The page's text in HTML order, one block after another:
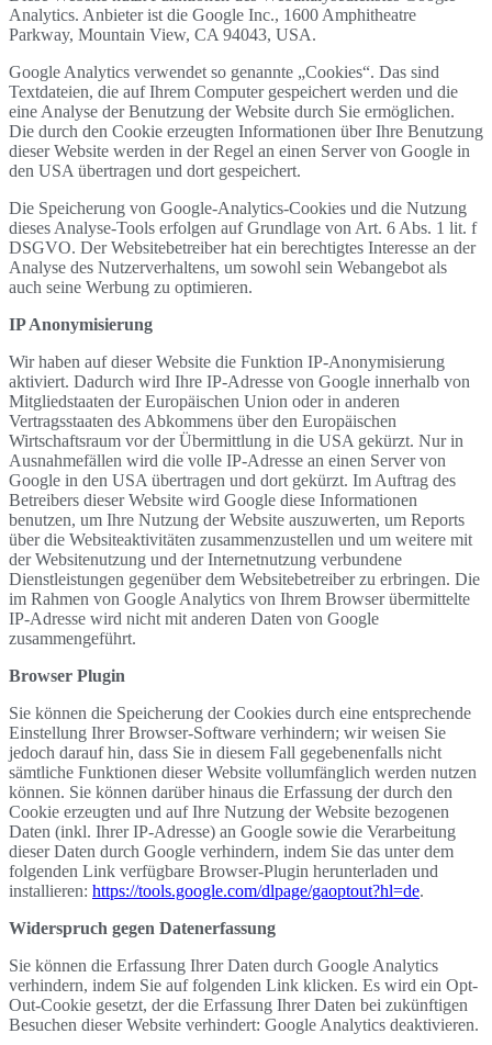
Analytics. Anbieter ist die Google Inc., 1600 Amphitheatre
Parkway, Mountain View, CA 94043, USA.
Google Analytics verwendet so genannte „Cookies“. Das sind
Textdateien, die auf Ihrem Computer gespeichert werden und die
eine Analyse der Benutzung der Website durch Sie ermöglichen.
Die durch den Cookie erzeugten Informationen über Ihre Benutzung
dieser Website werden in der Regel an einen Server von Google in
den USA übertragen und dort gespeichert.
Die Speicherung von Google-Analytics-Cookies und die Nutzung
dieses Analyse-Tools erfolgen auf Grundlage von Art. 6 Abs. 1 lit. f
DSGVO. Der Websitebetreiber hat ein berechtigtes Interesse an der
Analyse des Nutzerverhaltens, um sowohl sein Webangebot als
auch seine Werbung zu optimieren.
IP Anonymisierung
Wir haben auf dieser Website die Funktion IP-Anonymisierung
aktiviert. Dadurch wird Ihre IP-Adresse von Google innerhalb von
Mitgliedstaaten der Europäischen Union oder in anderen
Vertragsstaaten des Abkommens über den Europäischen
Wirtschaftsraum vor der Übermittlung in die USA gekürzt. Nur in
Ausnahmefällen wird die volle IP-Adresse an einen Server von
Google in den USA übertragen und dort gekürzt. Im Auftrag des
Betreibers dieser Website wird Google diese Informationen
benutzen, um Ihre Nutzung der Website auszuwerten, um Reports
über die Websiteaktivitäten zusammenzustellen und um weitere mit
der Websitenutzung und der Internetnutzung verbundene
Dienstleistungen gegenüber dem Websitebetreiber zu erbringen. Die
im Rahmen von Google Analytics von Ihrem Browser übermittelte
IP-Adresse wird nicht mit anderen Daten von Google
zusammengeführt.
Browser Plugin
Sie können die Speicherung der Cookies durch eine entsprechende
Einstellung Ihrer Browser-Software verhindern; wir weisen Sie
jedoch darauf hin, dass Sie in diesem Fall gegebenenfalls nicht
sämtliche Funktionen dieser Website vollumfänglich werden nutzen
können. Sie können darüber hinaus die Erfassung der durch den
Cookie erzeugten und auf Ihre Nutzung der Website bezogenen
Daten (inkl. Ihrer IP-Adresse) an Google sowie die Verarbeitung
dieser Daten durch Google verhindern, indem Sie das unter dem
folgenden Link verfügbare Browser-Plugin herunterladen und
installieren: https://tools.google.com/dlpage/gaoptout?hl=de.
Widerspruch gegen Datenerfassung
Sie können die Erfassung Ihrer Daten durch Google Analytics
verhindern, indem Sie auf folgenden Link klicken. Es wird ein Opt-
Out-Cookie gesetzt, der die Erfassung Ihrer Daten bei zukünftigen
Besuchen dieser Website verhindert: Google Analytics deaktivieren.